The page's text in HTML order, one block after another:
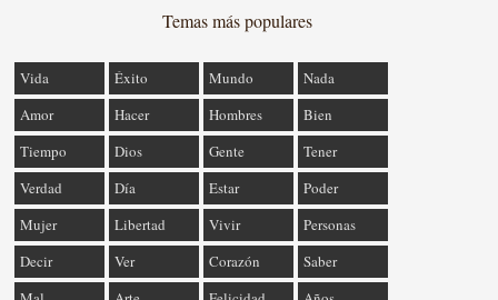
Temas más populares
Vida Éxito Mundo
Nada
Amor
Hacer Hombres
Bien
Tiempo
Dios Gente
Tener
Verdad
Día Estar
Poder
Mujer
Libertad Vivir
Personas
Decir
Ver Corazón
Saber